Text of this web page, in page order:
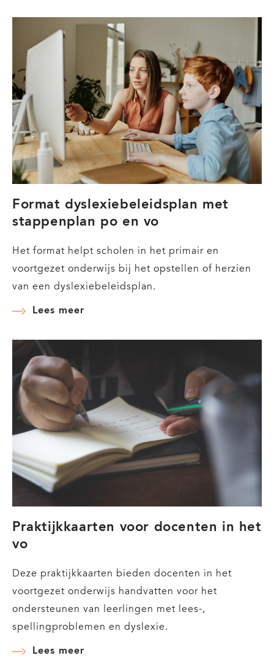
handelingsgerichte
adviezen
Format dyslexiebeleidsplan met
stappenplan po en vo
Het format helpt scholen in het primair en
voortgezet onderwijs bij het opstellen of herzien
van een dyslexiebeleidsplan.
Lees meer
dyslexiebeleidsplan
met
stappenplan
po
Praktijkkaarten voor docenten in het
vo
Deze praktijkkaarten bieden docenten in het
voortgezet onderwijs handvatten voor het
ondersteunen van leerlingen met lees-,
spellingproblemen en dyslexie.
Lees meer